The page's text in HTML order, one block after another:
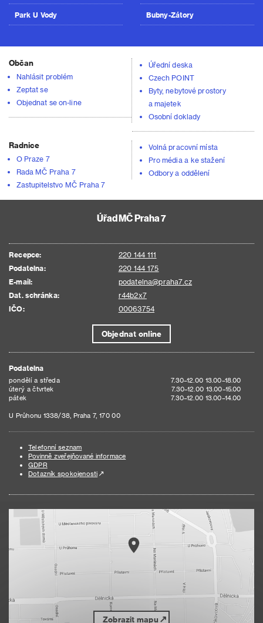
Park U Vody Bubny-Zátory
Občan
Nahlásit problém
Zeptat se
Objednat se on-line
Úřední deska
Czech POINT
Byty, nebytové prostory
a majetek
Osobní doklady
Radnice
O Praze 7
Rada MČ Praha 7
Zastupitelstvo MČ Praha 7
Volná pracovní místa
Pro média a ke stažení
Odbory a oddělení
Úřad MČ Praha 7
Recepce:
220 144 111
Podatelna:
220 144 175
E-mail:
podatelna@praha7.cz
Dat. schránka:
r44b2x7
IČO:
00063754
Objednat online
Podatelna
pondělí a středa
7.30–12.00 13.00–18.00
úterý a čtvrtek
7.30–12.00 13.00–15.00
pátek
7.30–12.00 13.00–14.00
U Průhonu 1338/38, Praha 7, 170 00
Telefonní seznam
Povinně zveřejňované informace
GDPR
Dotazník spokojenosti
Zobrazit mapu